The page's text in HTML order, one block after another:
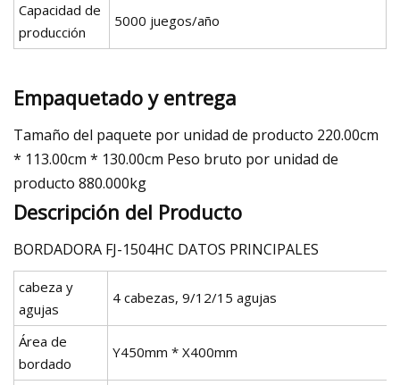
Capacidad de
producción
5000 juegos/año
Empaquetado y entrega
Tamaño del paquete por unidad de producto 220.00cm
* 113.00cm * 130.00cm Peso bruto por unidad de
producto 880.000kg
Descripción del Producto
BORDADORA FJ-1504HC DATOS PRINCIPALES
cabeza y
agujas
4 cabezas, 9/12/15 agujas
Área de
bordado
Y450mm * X400mm